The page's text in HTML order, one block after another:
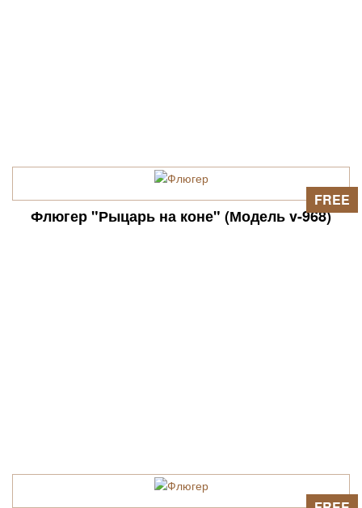
Флюгер "Рыцарь на коне" (Модель v-968)
FREE